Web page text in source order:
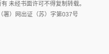
未经书面许可不得复制转载。
署）网出证（苏）字第037号